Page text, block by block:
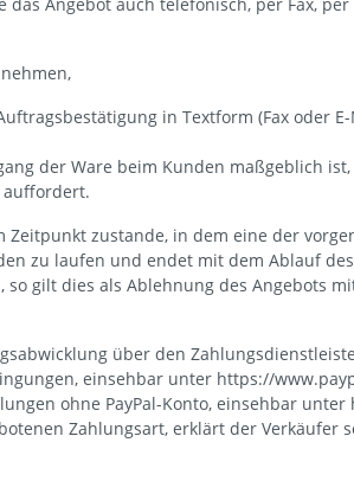
in Textform (Fax oder
der Ware beim Kunden maßgeblich
auffordert.
zustande, in dem eine der
zu laufen und endet mit dem Ablauf
gilt dies als Ablehnung des Angebots
über den
einsehbar unter https://
ohne PayPal-Konto, einsehbar
Zahlungsart, erklärt der